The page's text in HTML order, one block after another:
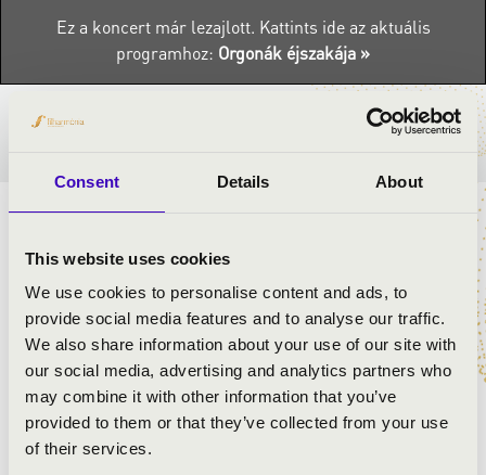
Consent Details About
This website uses cookies
We use cookies to personalise content and ads, to
provide social media features and to analyse our traffic.
We also share information about your use of our site with
our social media, advertising and analytics partners who
may combine it with other information that you’ve
provided to them or that they’ve collected from your use
of their services.
Ez a koncert már lezajlott. Kattints ide az aktuális
programhoz: Orgonák éjszakája »
BÉRLET- ÉS JEGYÁRAK
MŰSOR:
Ott Rezső: Toccata Fantasia Festiva
Vivaldi - Bach: C-dúr Concerto
Lehotka: Suite Francaise